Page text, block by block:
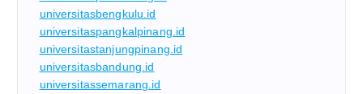
universitasbengkulu.id
universitaspangkalpinang.id
universitastanjungpinang.id
universitasbandung.id
universitassemarang.id